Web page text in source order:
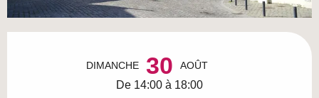
DIMANCHE 30 AOÛT
De 14:00 à 18:00